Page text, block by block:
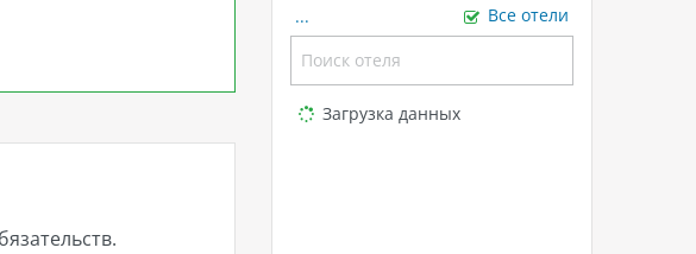
... Все отели
Loading...
Загрузка данных